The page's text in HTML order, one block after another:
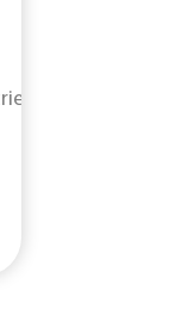
à adapter des